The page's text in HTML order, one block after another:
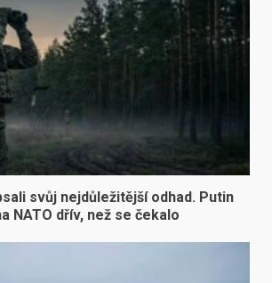
svůj nejdůležitější odhad. Putin
NATO dřív, než se čekalo